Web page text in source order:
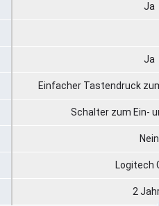
Ja
Ja
Einfacher Tastendruck
Schalter zum Ein-
Nein
Logitech
2